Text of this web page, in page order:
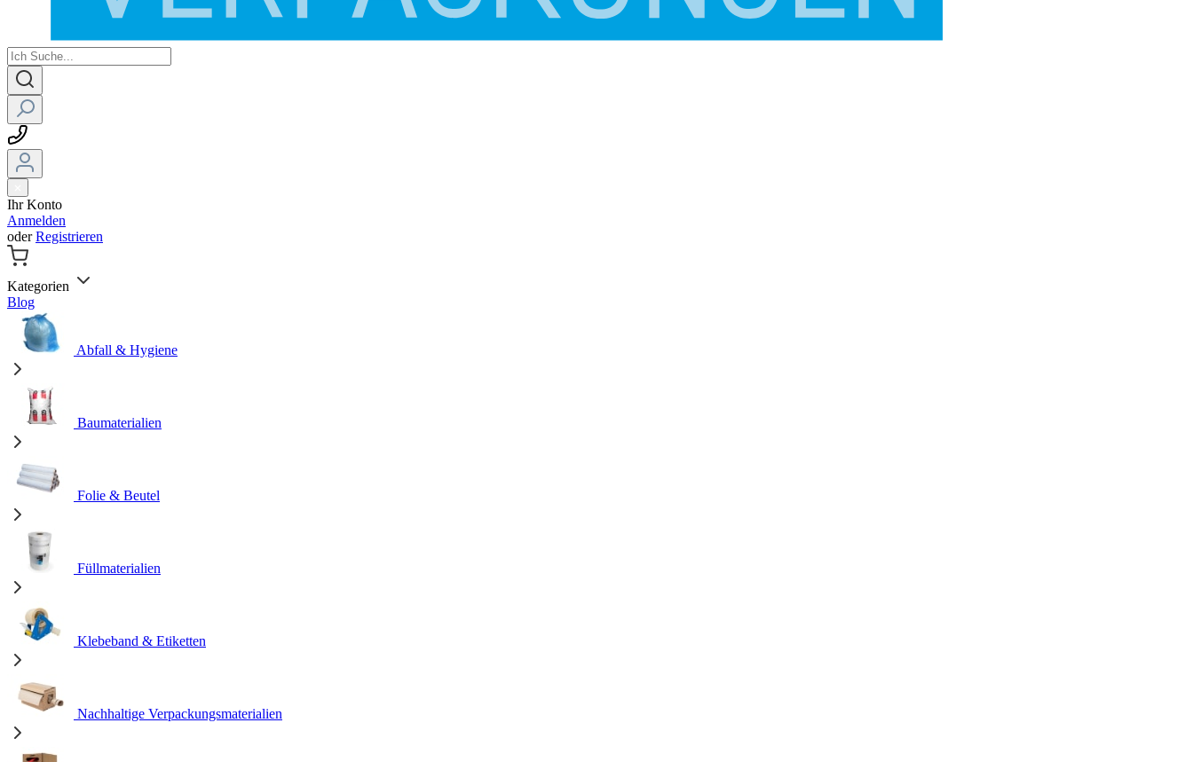
Ihr Konto
Anmelden
oderRegistrieren
Kategorien
Blog
Abfall & Hygiene
Baumaterialien
Folie & Beutel
Füllmaterialien
Klebeband & Etiketten
Nachhaltige Verpackungsmaterialien